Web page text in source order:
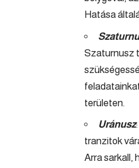
Hatása
Szaturnusz
területen.
Uránusz
tranzitok
Arra sarkall,